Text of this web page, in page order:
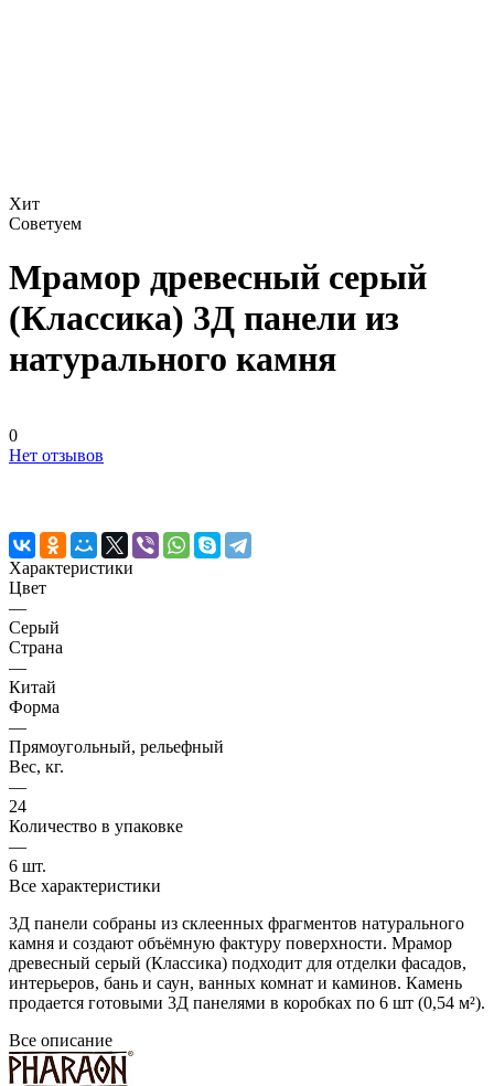
Хит
Советуем
Мрамор древесный серый
(Классика) 3Д панели из
натурального камня
0
Нет отзывов
Характеристики
Цвет
—
Серый
Страна
—
Китай
Форма
—
Прямоугольный, рельефный
Вес, кг.
—
24
Количество в упаковке
—
6 шт.
Все характеристики
3Д панели собраны из склеенных фрагментов натурального
камня и создают объёмную фактуру поверхности. Мрамор
древесный серый (Классика) подходит для отделки фасадов,
интерьеров, бань и саун, ванных комнат и каминов. Камень
продается готовыми 3Д панелями в коробках по 6 шт (0,54 м²).
Все описание